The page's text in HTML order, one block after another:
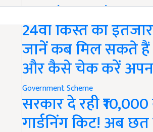
PM Kisan Yojana
24वीं किस्त का
जानें कब मिल सकते हैं
और कैसे चेक करें
Government Scheme
सरकार दे रही
गार्डनिंग किट! अब